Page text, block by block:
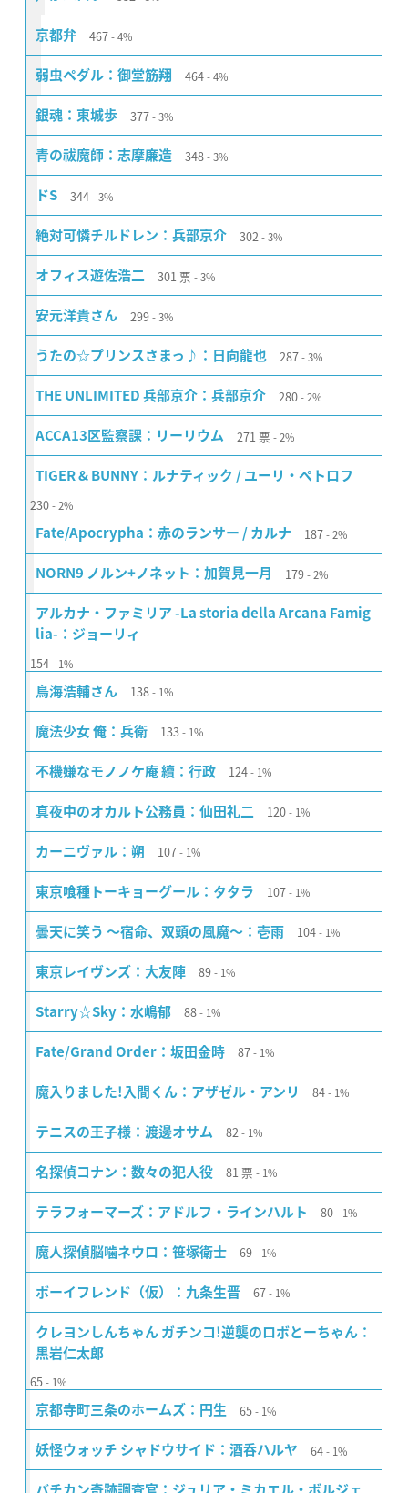
京都弁 467 4%
弱虫ペダル：御堂筋翔 464 4%
銀魂：東城歩 377 3%
青の祓魔師：志摩廉造 348 3%
ドS 344 3%
絶対可憐チルドレン：兵部京介 302 3%
オフィス遊佐浩二 301 票 3%
安元洋貴さん 299 3%
うたの☆プリンスさまっ♪：日向龍也 287 3%
THE UNLIMITED 兵部京介：兵部京介 280 2%
ACCA13区監察課：リーリウム 271 票 2%
TIGER & BUNNY：ルナティック / ユーリ・ペトロフ
230 2%
Fate/Apocrypha：赤のランサー / カルナ 187 2%
NORN9 ノルン+ノネット：加賀見一月 179 2%
アルカナ・ファミリア -La storia della Arcana Famig
lia-：ジョーリィ
154 1%
鳥海浩輔さん 138 1%
魔法少女 俺：兵衛 133 1%
不機嫌なモノノケ庵 續：行政 124 1%
真夜中のオカルト公務員：仙田礼二 120 1%
カーニヴァル：朔 107 1%
東京喰種トーキョーグール：タタラ 107 1%
曇天に笑う 〜宿命、双頭の風魔〜：壱雨 104 1%
東京レイヴンズ：大友陣 89 1%
Starry☆Sky：水嶋郁 88 1%
Fate/Grand Order：坂田金時 87 1%
魔入りました!入間くん：アザゼル・アンリ 84 1%
テニスの王子様：渡邊オサム 82 1%
名探偵コナン：数々の犯人役 81 票 1%
テラフォーマーズ：アドルフ・ラインハルト 80 1%
魔人探偵脳噛ネウロ：笹塚衛士 69 1%
ボーイフレンド（仮）：九条生晋 67 1%
クレヨンしんちゃん ガチンコ!逆襲のロボとーちゃん：
黒岩仁太郎
65 1%
京都寺町三条のホームズ：円生 65 1%
妖怪ウォッチ シャドウサイド：酒呑ハルヤ 64 1%
バチカン奇跡調査官：ジュリア・ミカエル・ボルジェ